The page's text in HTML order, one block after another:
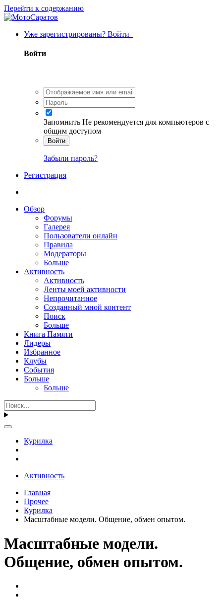
Перейти к содержанию
Уже зарегистрированы? Войти
Войти
Запомнить Не рекомендуется для компьютеров с
общим доступом
Войти
Забыли пароль?
Регистрация
Обзор
Форумы
Галерея
Пользователи онлайн
Правила
Модераторы
Больше
Активность
Активность
Ленты моей активности
Непрочитанное
Созданный мной контент
Поиск
Больше
Книга Памяти
Лидеры
Избранное
Клубы
События
Больше
Больше
Курилка
Активность
Главная
Прочее
Курилка
Масштабные модели. Общение, обмен опытом.
Масштабные модели.
Общение, обмен опытом.